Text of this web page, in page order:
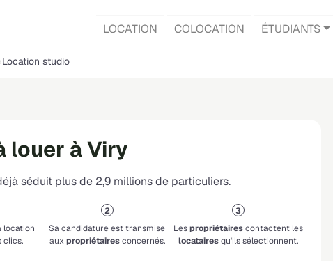
LOCATION COLOCATION ÉTUDIANTS
Location studio
louer à Viry
séduit plus de 2,9 millions de particuliers.
clics.
Sa candidature est transmise
auxpropriétairesconcernés.
Lespropriétairescontactent les
locatairesqu'ils sélectionnent.